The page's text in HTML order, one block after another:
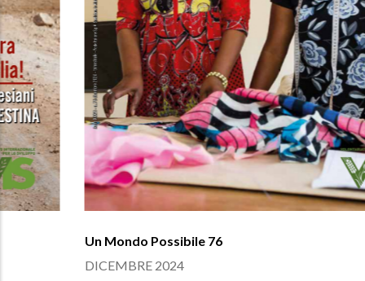
Un Mondo Possibile 76
DICEMBRE 2024